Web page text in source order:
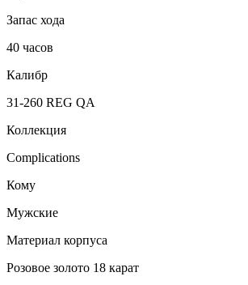
Запас хода
40 часов
Калибр
31‑260 REG QA
Коллекция
Complications
Кому
Мужские
Материал корпуса
Розовое золото 18 карат